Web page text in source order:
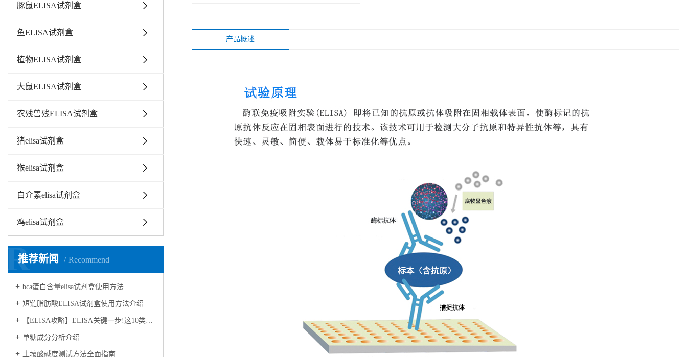
豚鼠ELISA试剂盒
鱼ELISA试剂盒
植物ELISA试剂盒
大鼠ELISA试剂盒
农残兽残ELISA试剂盒
猪elisa试剂盒
猴elisa试剂盒
白介素elisa试剂盒
鸡elisa试剂盒
推荐新闻 Recommend
R
bca蛋白含量elisa试剂盒使用方法
短链脂肪酸ELISA试剂盒使用方法介绍
【ELISA攻略】ELISA关键一步!这10类样品要如何处理?
​单糖成分分析介绍
​土壤酸碱度测试方法全面指南
产品概述